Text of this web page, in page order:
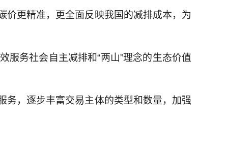
价更精准，更全面反映我国的减排成本，为
务社会自主减排和“两山”理念的生态价值
务，逐步丰富交易主体的类型和数量，加强